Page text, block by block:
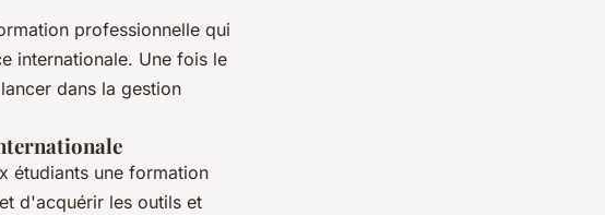
professionnelle qui
internationale. Une fois le
dans la gestion
étudiants une formation
d'acquérir les outils et